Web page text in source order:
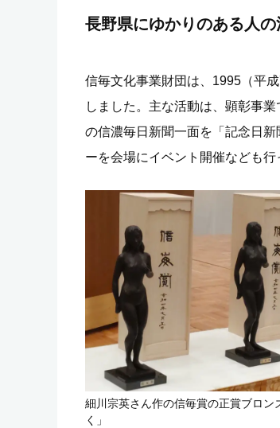
長野県にゆかりのある人
信毎文化事業財団は、1995（平
しました。主な活動は、顕彰事
の信濃毎日新聞一面を「記念日
ーを会場にイベント開催なども行
細川宗英さん作の信毎賞の正賞ブロン
く」